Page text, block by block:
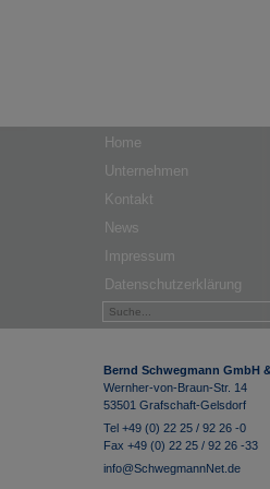
Home
Unternehmen
Kontakt
News
Impressum
Datenschutzerklärung
Bernd Schwegmann GmbH
Wernher-von-Braun-Str. 14
53501 Grafschaft-Gelsdorf
Tel +49 (0) 22 25 / 92 26 -0
Fax +49 (0) 22 25 / 92 26 -33
info@SchwegmannNet.de